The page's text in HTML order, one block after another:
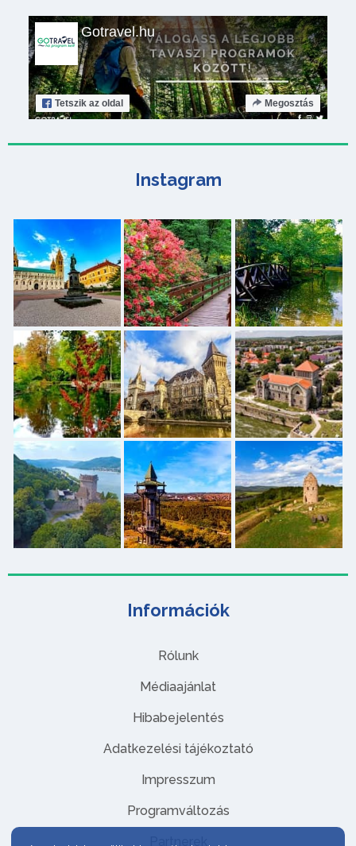
Információk
Rólunk
Médiaajánlat
Hibabejelentés
Adatkezelési tájékoztató
Impresszum
Programváltozás
Partnerek
Gotravel.hu
Tetszik az oldal Megosztás
Instagram